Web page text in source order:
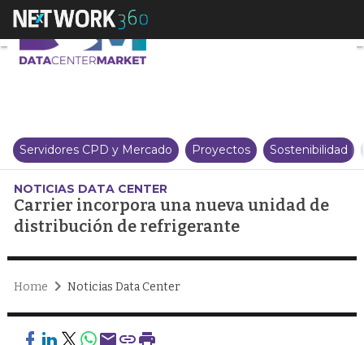
Carrier incorpora una nueva
Servidores CPD y Mercado Proyectos Sostenibilidad
NOTICIAS DATA CENTER
Carrier incorpora una nueva unidad de
distribución de refrigerante
Home Noticias Data Center